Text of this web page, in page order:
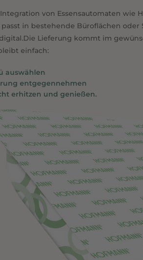
von Essensautomaten wie
passt in bestehende Büroflächen
Lieferung kommt im
einfach:
auswählen
entgegennehmen
erhitzen und genießen.